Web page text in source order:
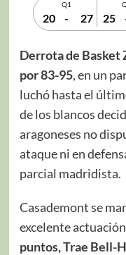
Q1
20 - 27 25
Derrota de Basket
por 83-95, en un
luchó hasta el
de los blancos
aragoneses no
ataque ni en
parcial madridista.
Casademont se
excelente
puntos, Trae Bell-